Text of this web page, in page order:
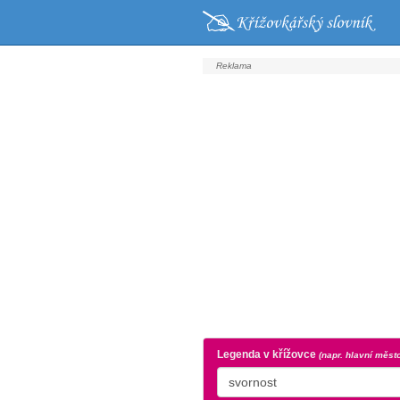
Legenda v křížovce (napr. hlavní